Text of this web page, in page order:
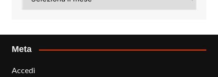
Meta
Accedi